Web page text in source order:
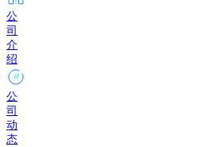
公
司
介
绍
公
司
动
态